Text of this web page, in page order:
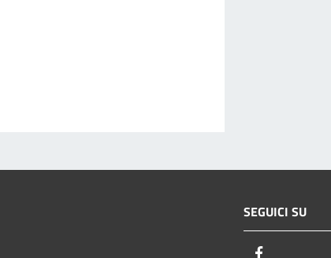
SEGUICI SU